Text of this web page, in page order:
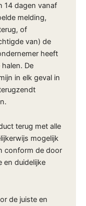
dagen vanaf
melding,
of
van) de
heeft
De
in elk geval in
terug met alle
mogelijk
conform de door
en duidelijke
de juiste en